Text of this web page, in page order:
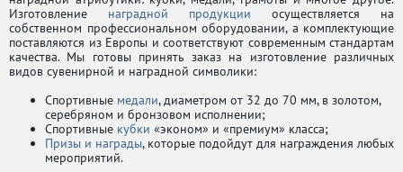
Фехтование
Футбол
Хоккей
Цифры
Шахматы
Изготовление наградной продукции осуществляется на
собственном профессиональном оборудовании, а комплектующие
поставляются из Европы и соответствуют современным стандартам
качества. Мы готовы принять заказ на изготовление различных
видов сувенирной и наградной символики:
Спортивные медали, диаметром от 32 до 70 мм, в золотом,
серебряном и бронзовом исполнении;
Спортивные кубки «эконом» и «премиум» класса;
Призы и награды, которые подойдут для награждения любых
мероприятий.